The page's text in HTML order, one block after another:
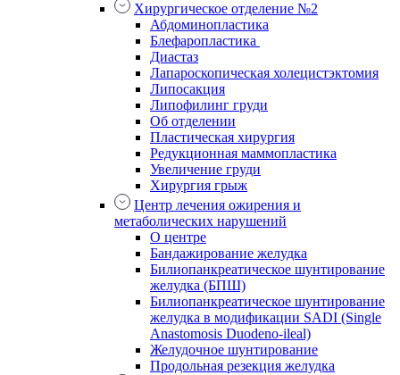
Хирургическое отделение №2
Абдоминопластика
Блефаропластика
Диастаз
Лапароскопическая холецистэктомия
Липосакция
Липофилинг груди
Об отделении
Пластическая хирургия
Редукционная маммопластика
Увеличение груди
Хирургия грыж
Центр лечения ожирения и
метаболических нарушений
О центре
Бандажирование желудка
Билиопанкреатическое шунтирование
желудка (БПШ)
Билиопанкреатическое шунтирование
желудка в модификации SADI (Single
Anastomosis Duodeno-ileal)
Желудочное шунтирование
Продольная резекция желудка